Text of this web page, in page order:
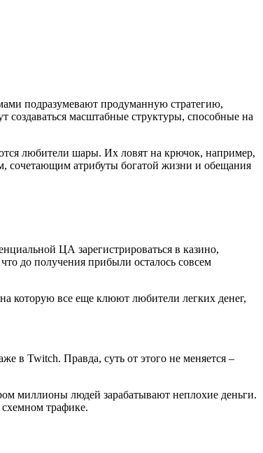
подразумевают продуманную стратегию,
создаваться масштабные структуры, способные на
любители шары. Их ловят на крючок, например,
сочетающим атрибуты богатой жизни и обещания
ЦА зарегистрироваться в казино,
до получения прибыли осталось совсем
которую все еще клюют любители легких денег,
в Twitch. Правда, суть от этого не меняется –
миллионы людей зарабатывают неплохие деньги.
трафике.